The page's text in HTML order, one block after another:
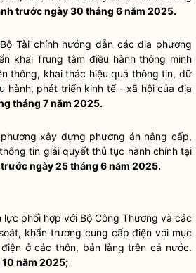
trước ngày 30 tháng 6 năm 2025.
Tài chính hướng dẫn các địa phương
khai Trung tâm điều hành thông minh
thông, khai thác hiệu quả thông tin, dữ
hành, phát triển kinh tế - xã hội của địa
tháng 7 năm 2025.
xây dựng phương án nâng cấp,
tin giải quyết thủ tục hành chính tại
ngày 25 tháng 6 năm 2025.
lực phối hợp với Bộ Công Thương và các
khẩn trương cung cấp điện với mục
ở các thôn, bản làng trên cả nước.
năm 2025;